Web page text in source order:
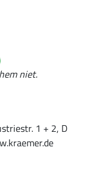
niet.
1 + 2, D